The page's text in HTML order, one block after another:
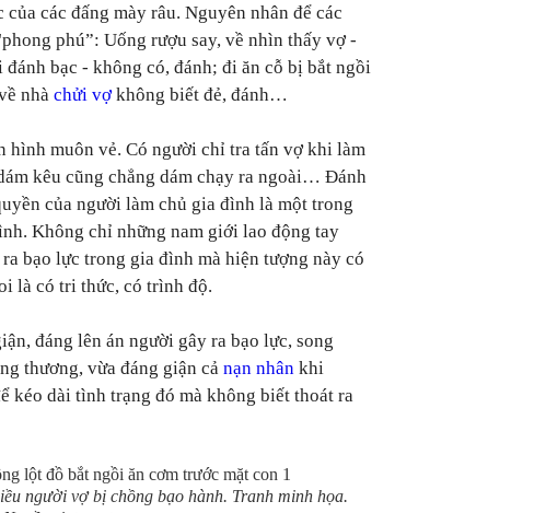
các đấng mày râu. Nguyên nhân để các
phú”: Uống rượu say, về nhìn thấy vợ -
bạc - không có, đánh; đi ăn cỗ bị bắt ngồi
nhà chửi vợkhông biết đẻ, đánh…
hình muôn vẻ. Có người chỉ tra tấn vợ khi làm
kêu cũng chẳng dám chạy ra ngoài… Đánh
của người làm chủ gia đình là một trong
Không chỉ những nam giới lao động tay
bạo lực trong gia đình mà hiện tượng này có
là có tri thức, có trình độ.
đáng lên án người gây ra bạo lực, song
thương, vừa đáng giận cả nạn nhân khi
kéo dài tình trạng đó mà không biết thoát ra
người vợ bị chồng bạo hành. Tranh minh họa.